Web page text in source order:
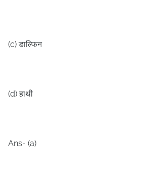
(c)डाल्फिन
(d)हाथी
Ans- (a)